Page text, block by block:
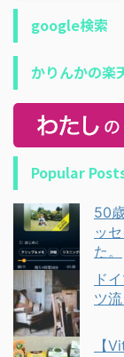
google検索
かりんかの楽
Popular
50
ッ
た。
ド
ツ
【